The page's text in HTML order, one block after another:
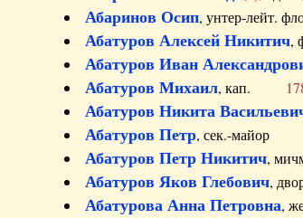
Абаринов Осип, унтер-лейт.
Абатуров Алексей Никитич,
Абатуров Иван
Абатуров Михаил, кап.
Абатуров Никита
Абатуров Петр, сек.-майор
Абатуров Петр Никитич,
Абатуров Яков Глебович,
Абатурова Анна Петровна,